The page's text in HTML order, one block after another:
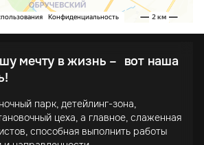
мечту в жизнь – вот наша
парк, детейлинг-зона,
цеха, а главное, слаженная
способная выполнить работы